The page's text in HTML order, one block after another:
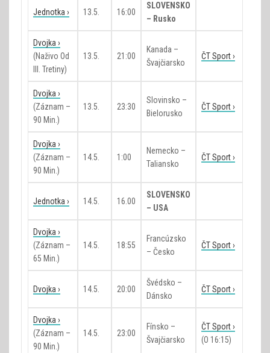
Jednotka › 13.5. 16:00
SLOVENSKO
– Rusko
Dvojka ›
(naživo Od
III. Tretiny)
13.5. 21:00
Kanada –
Švajčiarsko
ČT Sport ›
Dvojka ›
(záznam –
90 Min.)
13.5. 23:30
Slovinsko –
Bielorusko
ČT Sport ›
Dvojka ›
(záznam –
90 Min.)
14.5. 1:00
Nemecko –
Taliansko
ČT Sport ›
Jednotka › 14.5. 16.00
SLOVENSKO
– USA
Dvojka ›
(záznam –
65 Min.)
14.5. 18:55
Francúzsko
– Česko
ČT Sport ›
Dvojka › 14.5. 20:00
Švédsko –
Dánsko
ČT Sport ›
Dvojka ›
(záznam –
90 Min.)
14.5. 23:00
Fínsko –
Švajčiarsko
ČT Sport ›
(o 16:15)